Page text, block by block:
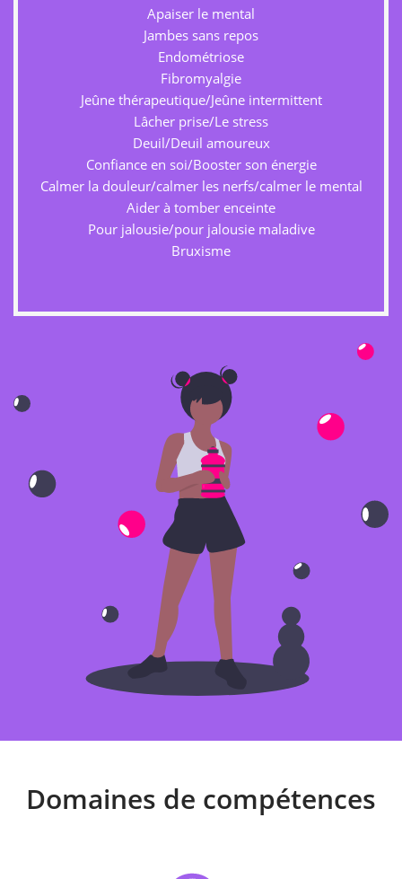
Apaiser le mental
Jambes sans repos
Endométriose
Fibromyalgie
Jeûne thérapeutique/Jeûne intermittent
Lâcher prise/Le stress
Deuil/Deuil amoureux
Confiance en soi/Booster son énergie
Calmer la douleur/calmer les nerfs/calmer le mental
Aider à tomber enceinte
Pour jalousie/pour jalousie maladive
Bruxisme
Domaines de compétences